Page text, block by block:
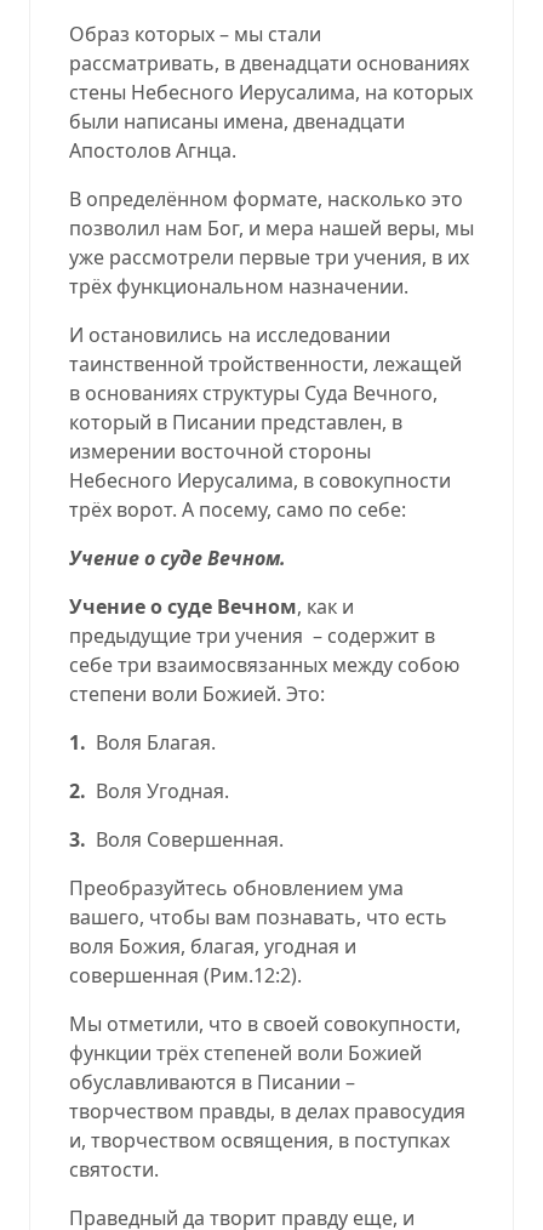
Образ которых – мы стали
рассматривать, в двенадцати основаниях
стены Небесного Иерусалима, на которых
были написаны имена, двенадцати
Апостолов Агнца.
В определённом формате, насколько это
позволил нам Бог, и мера нашей веры, мы
уже рассмотрели первые три учения, в их
трёх функциональном назначении.
И остановились на исследовании
таинственной тройственности, лежащей
в основаниях структуры Суда Вечного,
который в Писании представлен, в
измерении восточной стороны
Небесного Иерусалима, в совокупности
трёх ворот. А посему, само по себе:
Учение о суде Вечном.
Учение о суде Вечном, как и
предыдущие три учения – содержит в
себе три взаимосвязанных между собою
степени воли Божией. Это:
1. Воля Благая.
2. Воля Угодная.
3. Воля Совершенная.
Преобразуйтесь обновлением ума
вашего, чтобы вам познавать, что есть
воля Божия, благая, угодная и
совершенная (Рим.12:2).
Мы отметили, что в своей совокупности,
функции трёх степеней воли Божией
обуславливаются в Писании –
творчеством правды, в делах правосудия
и, творчеством освящения, в поступках
святости.
Праведный да творит правду еще, и